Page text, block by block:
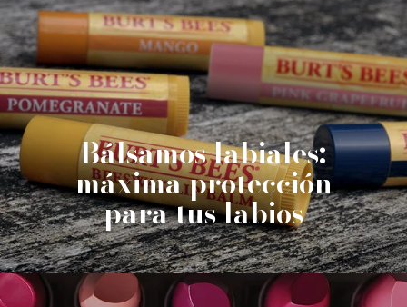
Bálsamos labiales:
máxima protección
para tus labios